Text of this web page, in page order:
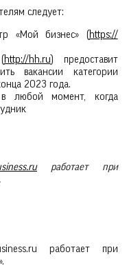
следует:
«Мой бизнес» ( https://
http://hh.ru) предоставит
вакансии категории
2023 года.
любой момент, когда
работает при
работает при